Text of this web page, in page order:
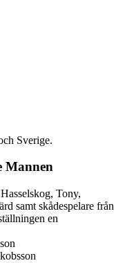
Sverige.
Mannen
Tony,
samt skådespelare från
en